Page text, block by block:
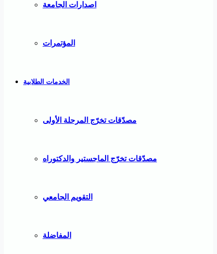
اصدارات الجامعة
المؤتمرات
الخدمات الطلابية
مصدّقات تخرّج المرحلة الأولى
مصدّقات تخرّج الماجستير والدكتوراه
التقويم الجامعي
المفاضلة